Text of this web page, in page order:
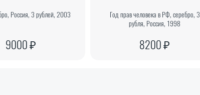
Россия, 3 рублей, 2003
9000 ₽
Год прав человека в РФ, серебро, 3
рубля, Россия, 1998
8200 ₽